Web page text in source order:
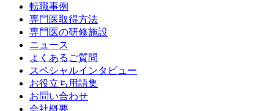
転職事例
専門医取得方法
専門医の研修施設
ニュース
よくあるご質問
スペシャルインタビュー
お役立ち用語集
お問い合わせ
会社概要